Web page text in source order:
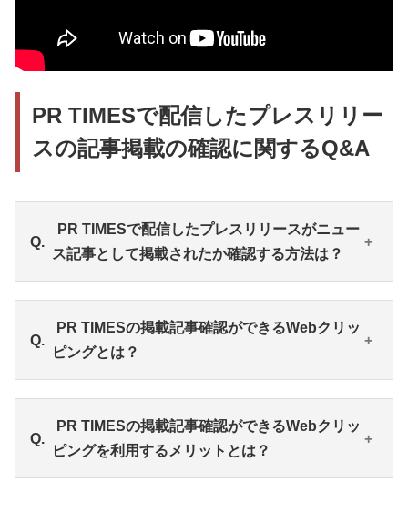
PR TIMESで配信したプレスリリー
スの記事掲載の確認に関するQ&A
PR TIMESで配信したプレスリリースがニュー
ス記事として掲載されたか確認する方法は？
おすすめです。プレスリリース転載先の確認だけで
なく、ニュース記事としてメディアに掲載された情
報も正確に転載・掲載状況を把握できます。
PR TIMESの掲載記事確認ができるWebクリッ
ピングとは？
をレポーティングできます。 調査対象のWebメディ
アは、国内ニュースサイト、ポータルサイト、キュ
レーションサイト、動画サイトなど約2,200媒体超で
PR TIMESの掲載記事確認ができるWebクリッ
ピングを利用するメリットとは？